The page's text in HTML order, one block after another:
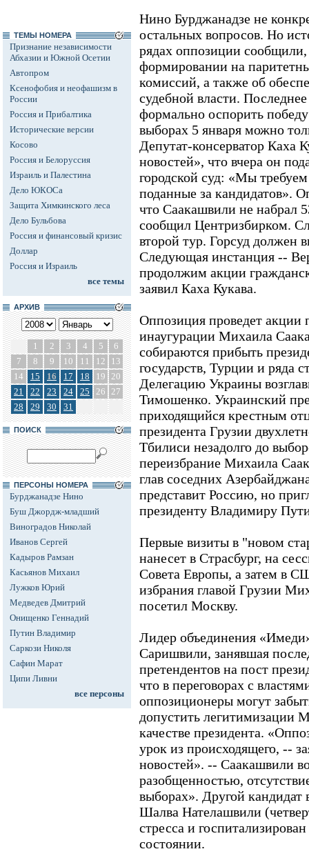
ТЕМЫ НОМЕРА
Признание независимости
Абхазии и Южной Осетии
Автопром
Ксенофобия и неофашизм в
России
Россия и Прибалтика
Исторические версии
Косово
Россия и Белоруссия
Израиль и Палестина
Дело ЮКОСа
Защита Химкинского леса
Дело Бульбова
Россия и финансовый кризис
Доллар
Россия и Израиль
все темы
АРХИВ
1 2 3 4 5
6
7
8 9 10 11 12
13
14
15 16 17 18 19 20
21
22 23 24 25 26 27
28
29 30 31
ПОИСК
ПЕРСОНЫ НОМЕРА
Бурджанадзе Нино
Буш Джордж-младший
Виноградов Николай
Иванов Сергей
Кадыров Рамзан
Касьянов Михаил
Лужков Юрий
Медведев Дмитрий
Онищенко Геннадий
Путин Владимир
Саркози Николя
Сафин Марат
Ципи Ливни
все персоны
Нино Бурджанадзе не
остальных вопросов. Но
рядах оппозиции сообщили,
формировании на
комиссий, а также об
судебной власти.
формально оспорить
выборах 5 января можно
Депутат-консерватор Каха
новостей», что вчера он
городской суд: «Мы требуем
поданные за кандидатов».
что Саакашвили не набрал
сообщил Центризбирком.
второй тур. Горсуд должен
Следующая инстанция --
продолжим акции
заявил Каха Кукава.
Оппозиция проведет акции
инаугурации Михаила
собираются прибыть
государств, Турции и ряда
Делегацию Украины
Тимошенко. Украинский
приходящийся крестным
президента Грузии
Тбилиси незадолго до
переизбрание Михаила
глав соседних
представит Россию, но
президенту Владимиру
Первые визиты в "новом
нанесет в Страсбург, на
Совета Европы, а затем в
избрания главой Грузии
посетил Москву.
Лидер объединения
Саришвили, занявшая
претендентов на пост
что в переговорах с
оппозиционеры могут
допустить легитимизации
качестве президента.
урок из происходящего, --
новостей». -- Саакашвили
разобщенностью,
выборах». Другой кандидат
Шалва Нателашвили
стресса и
состоянии.